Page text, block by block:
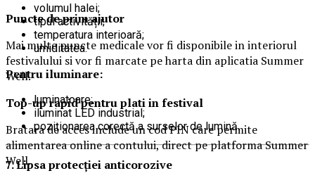
volumul halei;
tipul activității;
temperatura interioară;
umiditatea.
Pentru iluminare:
luminatoare;
iluminat LED industrial;
poziționarea corectă a surselor de lumină.
7. Lipsa protecției anticorozive
Puncte de prim ajutor
Mai multe puncte medicale vor fi disponibile in interiorul
festivalului si vor fi marcate pe harta din aplicatia Summer
Well.
Top-up rapid pentru plati in festival
Bratara de acces include un cod PIN care permite
alimentarea online a contului, direct pe platforma Summer
Well.